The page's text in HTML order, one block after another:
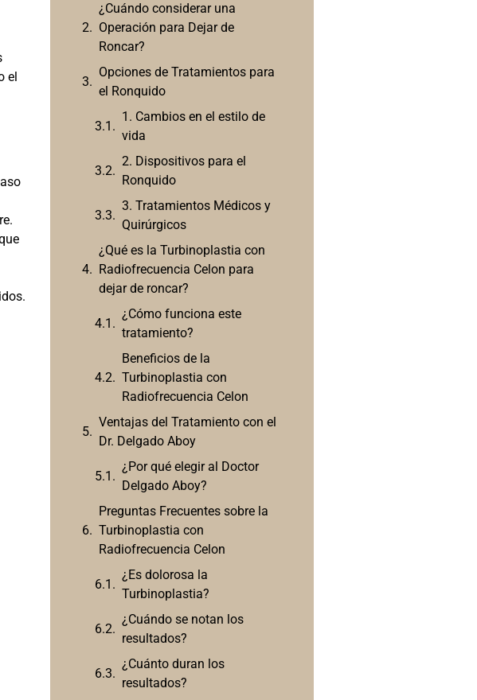
el
¿Cuándo considerar una
Operación para Dejar de
Roncar?
Opciones de Tratamientos para
el Ronquido
1. Cambios en el estilo de
vida
2. Dispositivos para el
Ronquido
3. Tratamientos Médicos y
Quirúrgicos
¿Qué es la Turbinoplastia con
Radiofrecuencia Celon para
dejar de roncar?
¿Cómo funciona este
tratamiento?
Beneficios de la
Turbinoplastia con
Radiofrecuencia Celon
Ventajas del Tratamiento con el
Dr. Delgado Aboy
¿Por qué elegir al Doctor
Delgado Aboy?
Preguntas Frecuentes sobre la
Turbinoplastia con
Radiofrecuencia Celon
¿Es dolorosa la
Turbinoplastia?
¿Cuándo se notan los
resultados?
¿Cuánto duran los
resultados?